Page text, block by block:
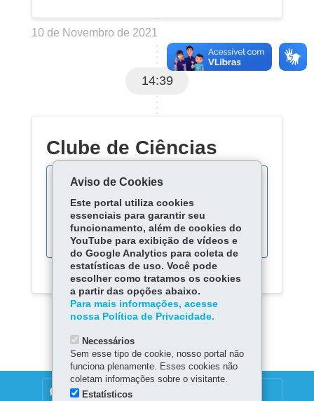
10 de Novembro de 2021
14:39
Clube de Ciências
Acompanhe as fases do
processo:
DENUNCIE CORRUPÇÃO
Aviso de Cookies
Este portal utiliza cookies
essenciais para garantir seu
funcionamento, além de cookies do
YouTube para exibição de vídeos e
do Google Analytics para coleta de
estatísticas de uso. Você pode
escolher como tratamos os cookies
a partir das opções abaixo.
Para mais informações, acesse
nossa Política de Privacidade.
Necessários
Sem esse tipo de cookie, nosso portal não
funciona plenamente. Esses cookies não
coletam informações sobre o visitante.
Estatísticos